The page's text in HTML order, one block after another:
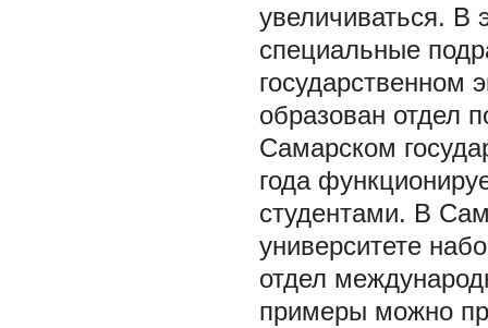
увеличиваться. В
специальные
государственном
образован отдел
Самарском
года
студентами. В
университете
отдел
примеры можно